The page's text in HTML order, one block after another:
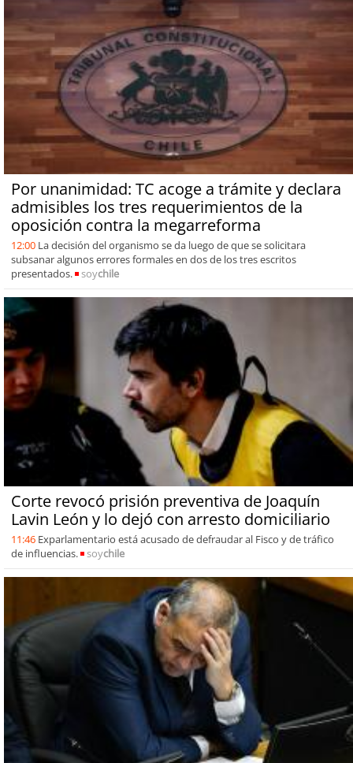
Por unanimidad: TC acoge a trámite y declara
admisibles los tres requerimientos de la
oposición contra la megarreforma
12:00 La decisión del organismo se da luego de que se solicitara
subsanar algunos errores formales en dos de los tres escritos
presentados.
soychile
Corte revocó prisión preventiva de Joaquín
Lavin León y lo dejó con arresto domiciliario
11:46 Exparlamentario está acusado de defraudar al Fisco y de tráfico
de influencias.
soychile